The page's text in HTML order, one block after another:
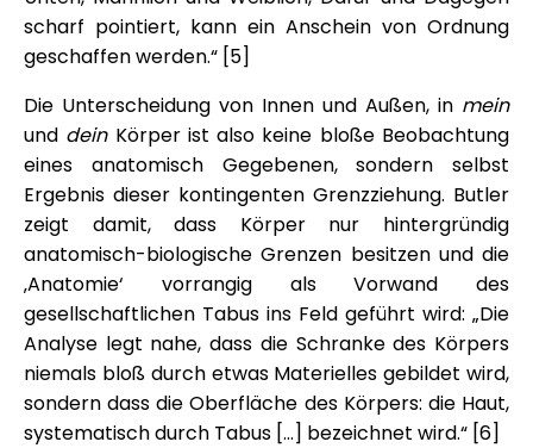
scharf pointiert, kann ein Anschein von Ordnung
geschaffen werden.“ [5]
Die Unterscheidung von Innen und Außen, in mein
und deinKörper ist also keine bloße Beobachtung
eines anatomisch Gegebenen, sondern selbst
Ergebnis dieser kontingenten Grenzziehung. Butler
zeigt damit, dass Körper nur hintergründig
anatomisch-biologische Grenzen besitzen und die
‚Anatomie‘ vorrangig als Vorwand des
gesellschaftlichen Tabus ins Feld geführt wird: „Die
Analyse legt nahe, dass die Schranke des Körpers
niemals bloß durch etwas Materielles gebildet wird,
sondern dass die Oberfläche des Körpers: die Haut,
systematisch durch Tabus […] bezeichnet wird.“ [6]